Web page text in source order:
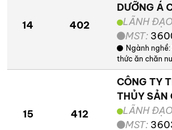
14 402
DƯỠNG Á
LÃNH
MST:
Ngành nghề:
thức ăn chăn
15 412
CÔNG TY
THỦY SẢN
LÃNH
MST: